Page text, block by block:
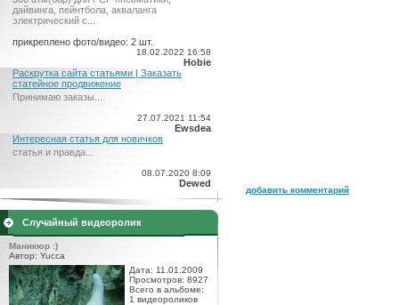
дайвинга, пейнтбола, акваланга
электрический c...
прикреплено фото/видео: 2 шт.
18.02.2022 16:58
Hobie
Раскрутка сайта статьями | Заказать
статейное продвижение
Принимаю заказы...
27.07.2021 11:54
Ewsdea
Интересная статья для новичков
статья и правда...
08.07.2020 8:09
Dewed
Случайный видеоролик
Маникюр :)
Автор: Yucca
Дата: 11.01.2009
Просмотров: 8927
Всего в альбоме:
1 видеороликов
добавить комментарий